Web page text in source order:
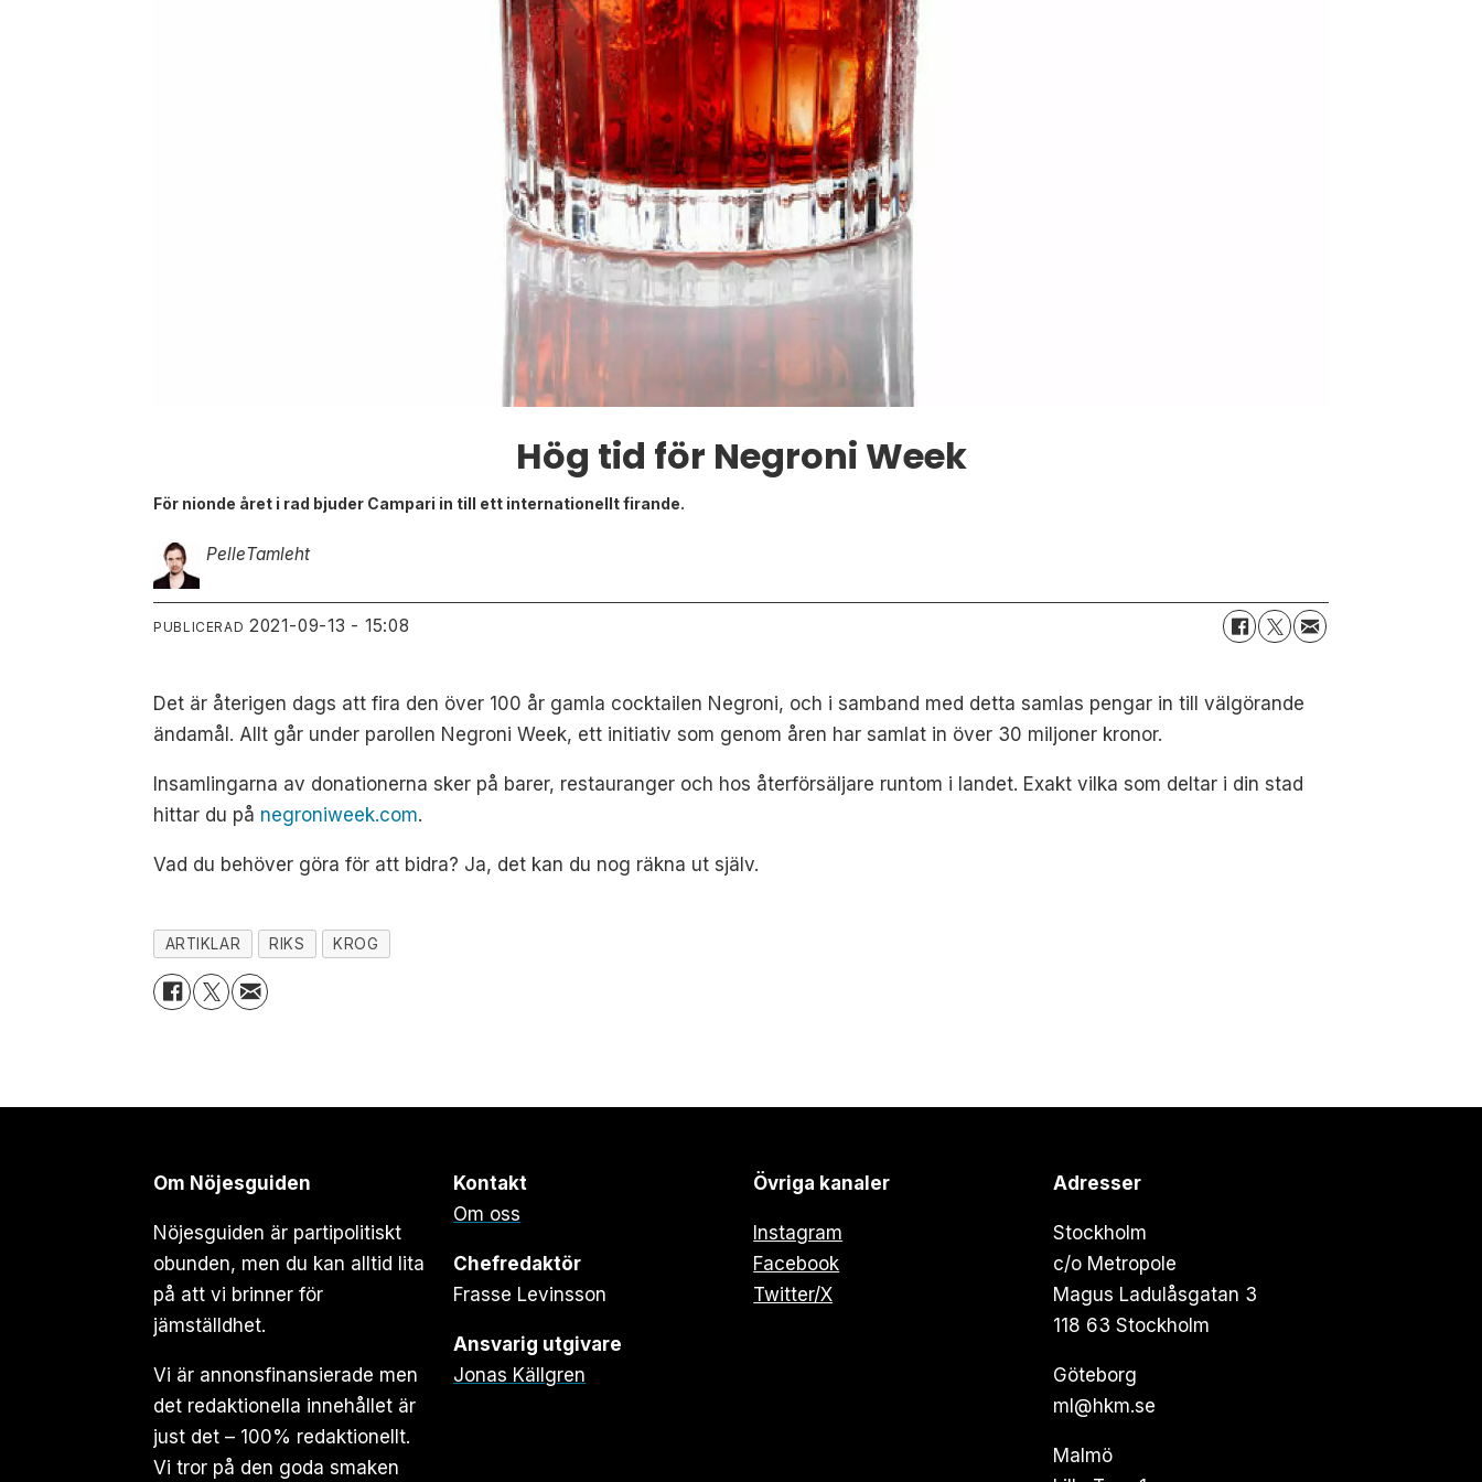
Hög tid för Negroni Week
För nionde året i rad bjuder Campari in till ett internationellt firande.
PelleTamleht
PUBLICERAD 2021-09-13 - 15:08
Det är återigen dags att fira den över 100 år gamla cocktailen Negroni, och i samband med detta samlas pengar in till välgörande
ändamål. Allt går under parollen Negroni Week, ett initiativ som genom åren har samlat in över 30 miljoner kronor.
Insamlingarna av donationerna sker på barer, restauranger och hos återförsäljare runtom i landet. Exakt vilka som deltar i din stad
hittar du på negroniweek.com.
Vad du behöver göra för att bidra? Ja, det kan du nog räkna ut själv.
ARTIKLAR RIKS KROG
Om Nöjesguiden
Nöjesguiden är partipolitiskt
obunden, men du kan alltid lita
på att vi brinner för
jämställdhet.
Vi är annonsfinansierade men
det redaktionella innehållet är
just det – 100% redaktionellt.
Vi tror på den goda smaken
Kontakt
Om oss
Chefredaktör
Frasse Levinsson
Ansvarig utgivare
Jonas Källgren
Övriga kanaler
Instagram
Facebook
Twitter/X
Adresser
Stockholm
c/o Metropole
Magus Ladulåsgatan 3
118 63 Stockholm
Göteborg
ml@hkm.se
Malmö